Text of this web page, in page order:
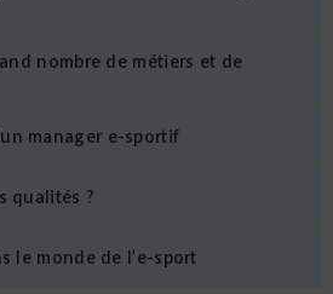
nombre de métiers et de
manager e-sportif
qualités ?
le monde de l’e-sport